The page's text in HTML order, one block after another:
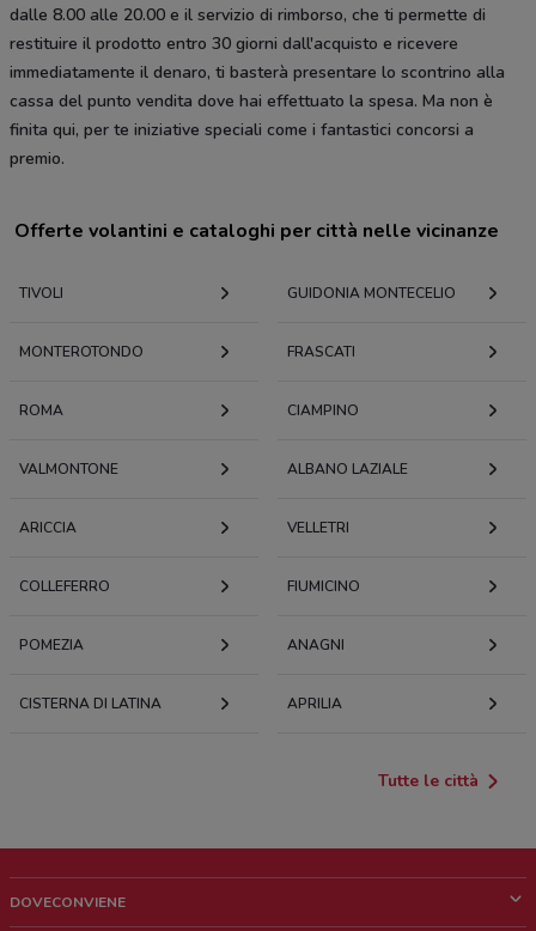
dalle 8.00 alle 20.00 e il servizio di rimborso, che ti permette di
restituire il prodotto entro 30 giorni dall'acquisto e ricevere
immediatamente il denaro, ti basterà presentare lo scontrino alla
cassa del punto vendita dove hai effettuato la spesa. Ma non è
finita qui, per te iniziative speciali come i fantastici concorsi a
premio.
Offerte volantini e cataloghi per città nelle vicinanze
TIVOLI GUIDONIA MONTECELIO
MONTEROTONDO FRASCATI
ROMA CIAMPINO
VALMONTONE ALBANO LAZIALE
ARICCIA VELLETRI
COLLEFERRO FIUMICINO
POMEZIA ANAGNI
CISTERNA DI LATINA APRILIA
Tutte le città
DOVECONVIENE